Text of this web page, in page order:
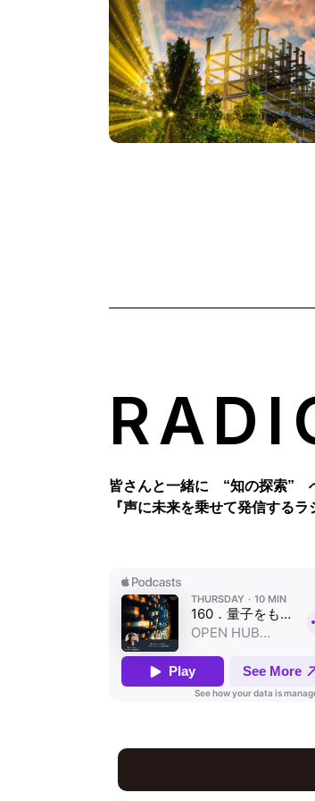
皆さんと一緒に “知の探索”
『声に未来を乗せて発信するラ